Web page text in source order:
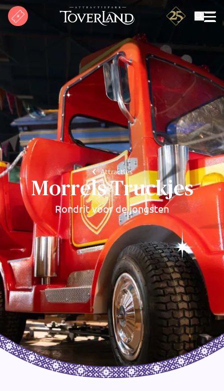
Attracties
Morrels Truckjes
Rondrit voor de jongsten